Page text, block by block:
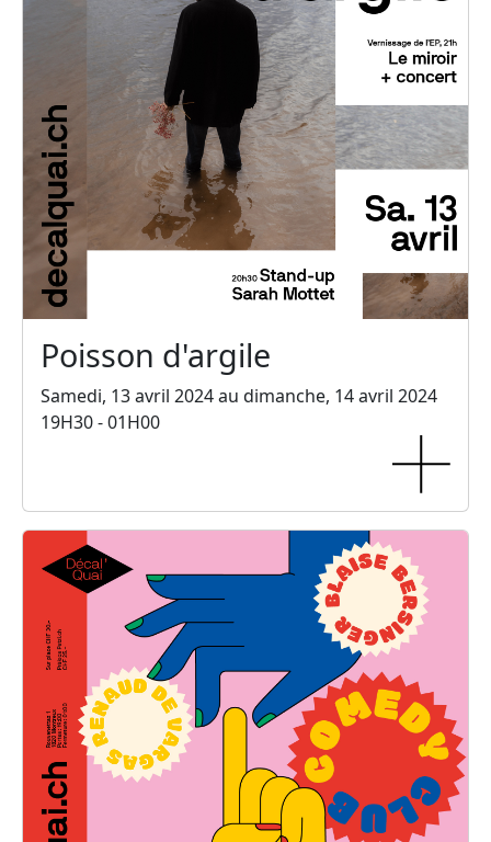
Poisson d'argile
Samedi, 13 avril 2024 au dimanche, 14 avril 2024
19H30 - 01H00